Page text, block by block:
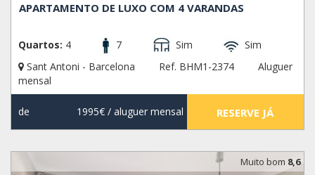
APARTAMENTO DE LUXO COM 4 VARANDAS
Quartos: 4 7 Sim
Sim
Sant Antoni - Barcelona
Ref. BHM1-2374
Aluguer
mensal
de 1995€/ aluguer mensal RESERVE JÁ
Muito bom 8,6